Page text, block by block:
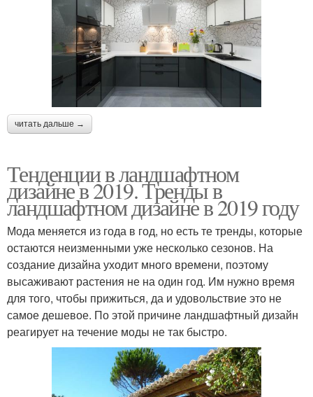
читать дальше →
Тенденции в ландшафтном
дизайне в 2019. Тренды в
ландшафтном дизайне в 2019 году
Мода меняется из года в год, но есть те тренды, которые
остаются неизменными уже несколько сезонов. На
создание дизайна уходит много времени, поэтому
высаживают растения не на один год. Им нужно время
для того, чтобы прижиться, да и удовольствие это не
самое дешевое. По этой причине ландшафтный дизайн
реагирует на течение моды не так быстро.